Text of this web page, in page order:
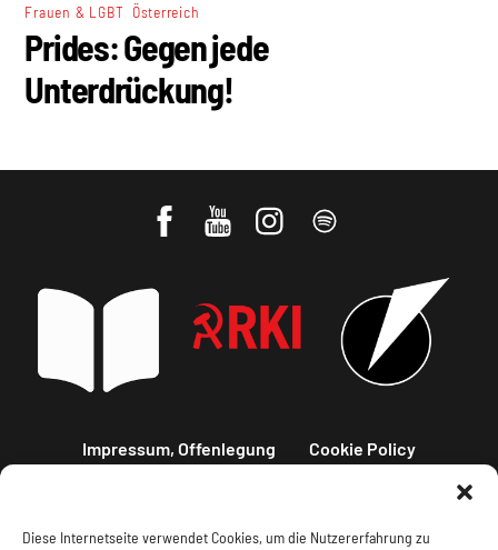
Diese Internetseite verwendet Cookies, um die Nutzererfahrung zu
Frauen & LGBT Österreich
Prides: Gegen jede
Unterdrückung!
Impressum, Offenlegung Cookie Policy